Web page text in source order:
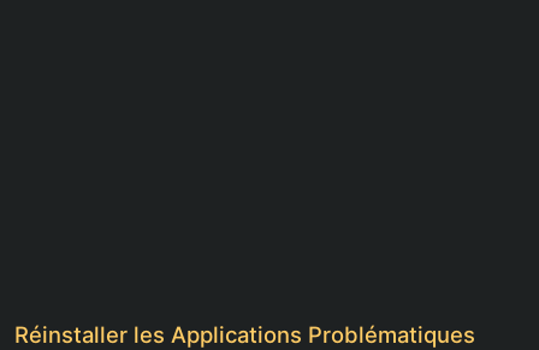
Réinstaller les Applications Problématiques